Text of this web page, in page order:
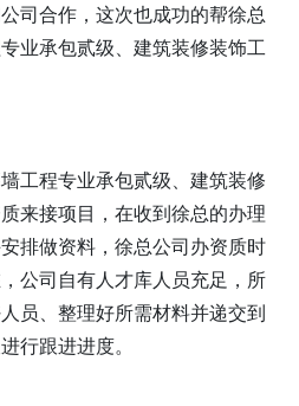
司合作，这次也成功的帮徐总
业承包贰级、建筑装修装饰工
工程专业承包贰级、 建筑装修
来接项目，在收到徐总的办理
排做资料，徐总公司办资质时
公司自有人才库人员充足，所
员、整理好所需材料并递交到
行跟进进度。